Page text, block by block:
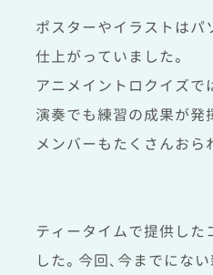
ポスターやイラストはパ
仕上がっていました。
アニメイントロクイズで
演奏でも練習の成果が発
メンバーもたくさんおら
ティータイムで提供した
した。今回、今までにな